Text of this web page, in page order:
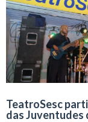
TeatroSesc
das Juventudes